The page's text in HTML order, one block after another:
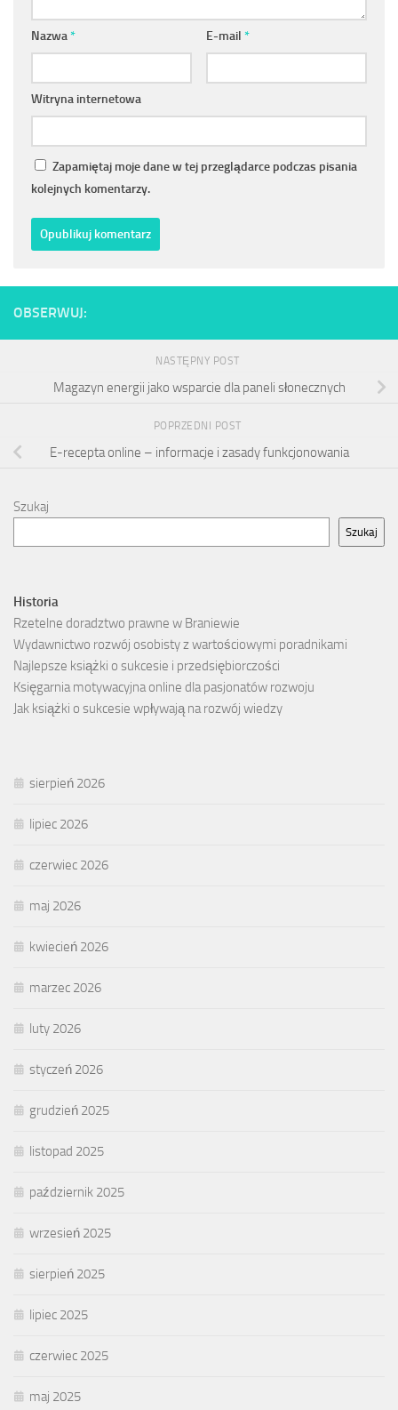
Nazwa* E-mail *
Witryna internetowa
Zapamiętaj moje dane w tej przeglądarce podczas pisania
kolejnych komentarzy.
OBSERWUJ:
NASTĘPNY POST
Magazyn energii jako wsparcie dla paneli słonecznych
POPRZEDNI POST
E-recepta online – informacje i zasady funkcjonowania
Szukaj
Szukaj
Historia
Rzetelne doradztwo prawne w Braniewie
Wydawnictwo rozwój osobisty z wartościowymi poradnikami
Najlepsze książki o sukcesie i przedsiębiorczości
Księgarnia motywacyjna online dla pasjonatów rozwoju
Jak książki o sukcesie wpływają na rozwój wiedzy
sierpień 2026
lipiec 2026
czerwiec 2026
maj 2026
kwiecień 2026
marzec 2026
luty 2026
styczeń 2026
grudzień 2025
listopad 2025
październik 2025
wrzesień 2025
sierpień 2025
lipiec 2025
czerwiec 2025
maj 2025